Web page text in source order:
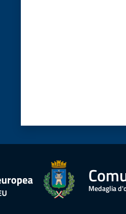
Medaglia